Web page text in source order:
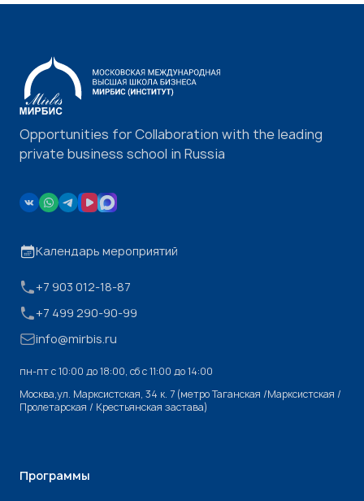
Opportunities for Collaboration with the leading
private business school in Russia
Календарь мероприятий
+7 903 012-18-87
+7 499 290-90-99
info@mirbis.ru
пн-пт с 10:00 до 18:00, cб с 11:00 до 14:00
Москва,ул. Марксистская, 34 к. 7 (метро Таганская /Марксистская /
Пролетарская / Крестьянская застава)
Программы